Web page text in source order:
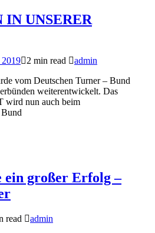
UNSERER
2019 2 min read
admin
vom Deutschen Turner – Bund
weiterentwickelt. Das
wird nun auch beim
großer Erfolg –
read
admin